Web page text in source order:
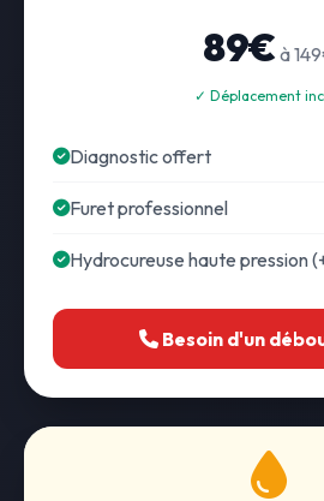
89€ à
✓ Déplacement
Diagnostic offert
Furet professionnel
Hydrocureuse haute pression
Besoin d'un